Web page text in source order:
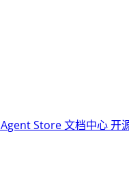
Agent Store文档中心开